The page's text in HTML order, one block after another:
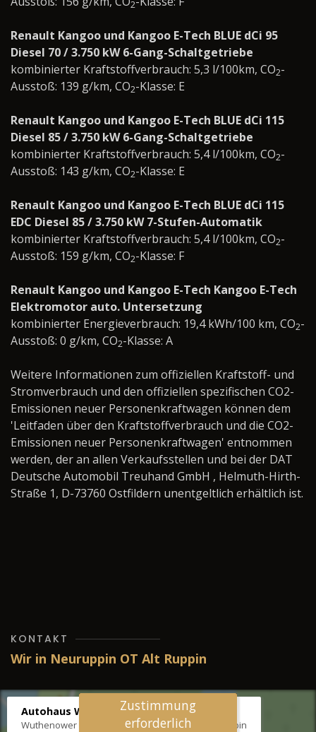
2
Renault Kangoo und Kangoo E-Tech BLUE dCi 95
Diesel 70 / 3.750 kW 6-Gang-Schaltgetriebe
kombinierter Kraftstoffverbrauch: 5,3 l/100km, CO2-
Ausstoß: 139 g/km, CO2-Klasse: E
Renault Kangoo und Kangoo E-Tech BLUE dCi 115
Diesel 85 / 3.750 kW 6-Gang-Schaltgetriebe
kombinierter Kraftstoffverbrauch: 5,4 l/100km, CO2-
Ausstoß: 143 g/km, CO2-Klasse: E
Renault Kangoo und Kangoo E-Tech BLUE dCi 115
EDC Diesel 85 / 3.750 kW 7-Stufen-Automatik
kombinierter Kraftstoffverbrauch: 5,4 l/100km, CO2-
Ausstoß: 159 g/km, CO2-Klasse: F
Renault Kangoo und Kangoo E-Tech Kangoo E-Tech
Elektromotor auto. Untersetzung
kombinierter Energieverbrauch: 19,4 kWh/100 km, CO2-
Ausstoß: 0 g/km, CO2-Klasse: A
Weitere Informationen zum offiziellen Kraftstoff- und
Stromverbrauch und den offiziellen spezifischen CO2-
Emissionen neuer Personenkraftwagen können dem
'Leitfaden über den Kraftstoffverbrauch und die CO2-
Emissionen neuer Personenkraftwagen' entnommen
werden, der an allen Verkaufsstellen und bei der DAT
Deutsche Automobil Treuhand GmbH , Helmuth-Hirth-
Straße 1, D-73760 Ostfildern unentgeltlich erhältlich ist.
KONTAKT
Wir in Neuruppin OT Alt Ruppin
Autohaus Wernicke
Wuthenower Str. 12b, 16827 Neuruppin OT Alt Ruppin
Zustimmung
erforderlich